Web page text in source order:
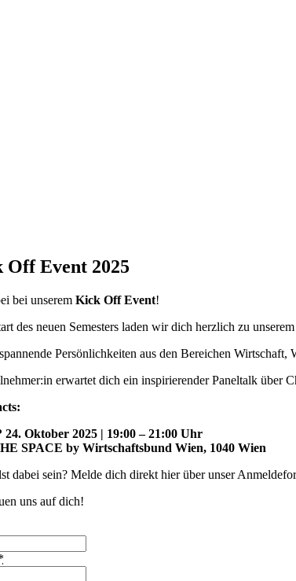
Off Event 2025
bei unserem Kick Off Event!
des neuen Semesters laden wir dich herzlich zu
Persönlichkeiten aus den Bereichen Wirtschaft,
erwartet dich ein inspirierender Paneltalk über
24. Oktober 2025 | 19:00 – 21:00 Uhr
SPACE by Wirtschaftsbund Wien, 1040 Wien
dabei sein? Melde dich direkt hier über unser
uns auf dich!